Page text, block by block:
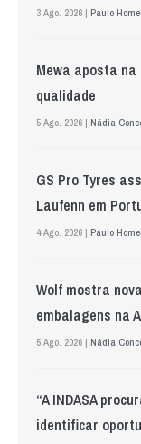
3 Ago. 2026 | Paulo
Mewa aposta
qualidade
5 Ago. 2026 | Nádia
GS Pro Tyres
Laufenn em
4 Ago. 2026 | Paulo
Wolf mostra
embalagens na
5 Ago. 2026 | Nádia
“A INDASA
identificar